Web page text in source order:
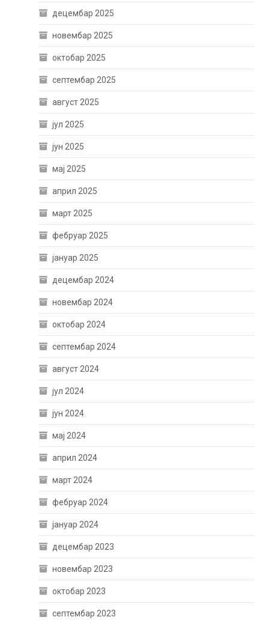
децембар 2025
новембар 2025
октобар 2025
септембар 2025
август 2025
јул 2025
јун 2025
мај 2025
април 2025
март 2025
фебруар 2025
јануар 2025
децембар 2024
новембар 2024
октобар 2024
септембар 2024
август 2024
јул 2024
јун 2024
мај 2024
април 2024
март 2024
фебруар 2024
јануар 2024
децембар 2023
новембар 2023
октобар 2023
септембар 2023